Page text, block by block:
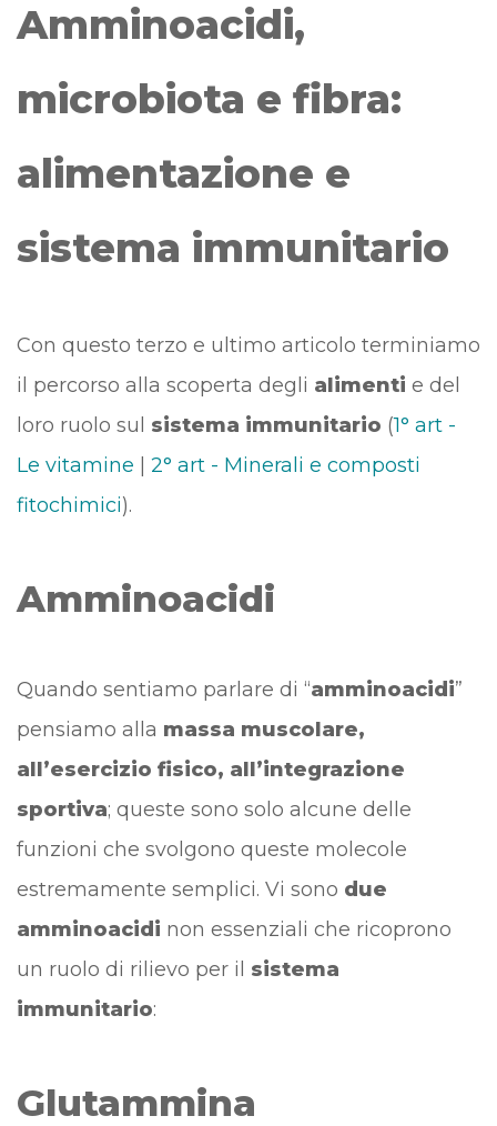
Amminoacidi,
microbiota e fibra:
alimentazione e
sistema immunitario
Con questo terzo e ultimo articolo terminiamo
il percorso alla scoperta degli alimenti e del
loro ruolo sul sistema immunitario (1° art -
Le vitamine
2° art - Minerali e composti
fitochimici).
Amminoacidi
Quando sentiamo parlare di “amminoacidi”
pensiamo alla massa muscolare,
all’esercizio fisico, all’integrazione
sportiva; queste sono solo alcune delle
funzioni che svolgono queste molecole
estremamente semplici. Vi sono due
amminoacidi non essenziali che ricoprono
un ruolo di rilievo per il sistema
immunitario:
Glutammina